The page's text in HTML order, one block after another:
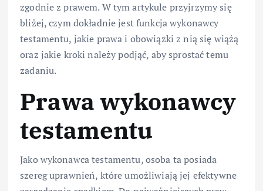
zgodnie z prawem. W tym artykule przyjrzymy się
bliżej, czym dokładnie jest funkcja wykonawcy
testamentu, jakie prawa i obowiązki z nią się wiążą
oraz jakie kroki należy podjąć, aby sprostać temu
zadaniu.
Prawa wykonawcy
testamentu
Jako wykonawca testamentu, osoba ta posiada
szereg uprawnień, które umożliwiają jej efektywne